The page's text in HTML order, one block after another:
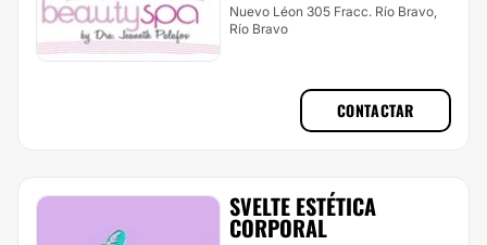
Nuevo Léon 305 Fracc. Río Bravo,
Río Bravo
CONTACTAR
SVELTE ESTÉTICA
CORPORAL